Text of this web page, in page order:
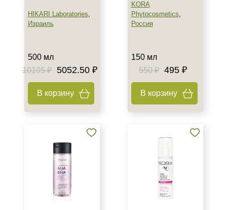
HIKARI Laboratories,
Израиль
500 мл
10105 ₽
5052.50 ₽
В корзину
KORA
Phytocosmetics,
Россия
150 мл
550 ₽ 495 ₽
В корзину